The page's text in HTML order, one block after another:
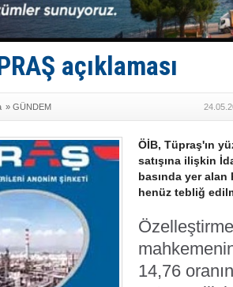
Denizcilik
‘14.
açıklaması
» GÜNDEM
ÖİB, Tüpraş'ın
satışına ilişkin
basında yer
henüz tebliğ
14,76